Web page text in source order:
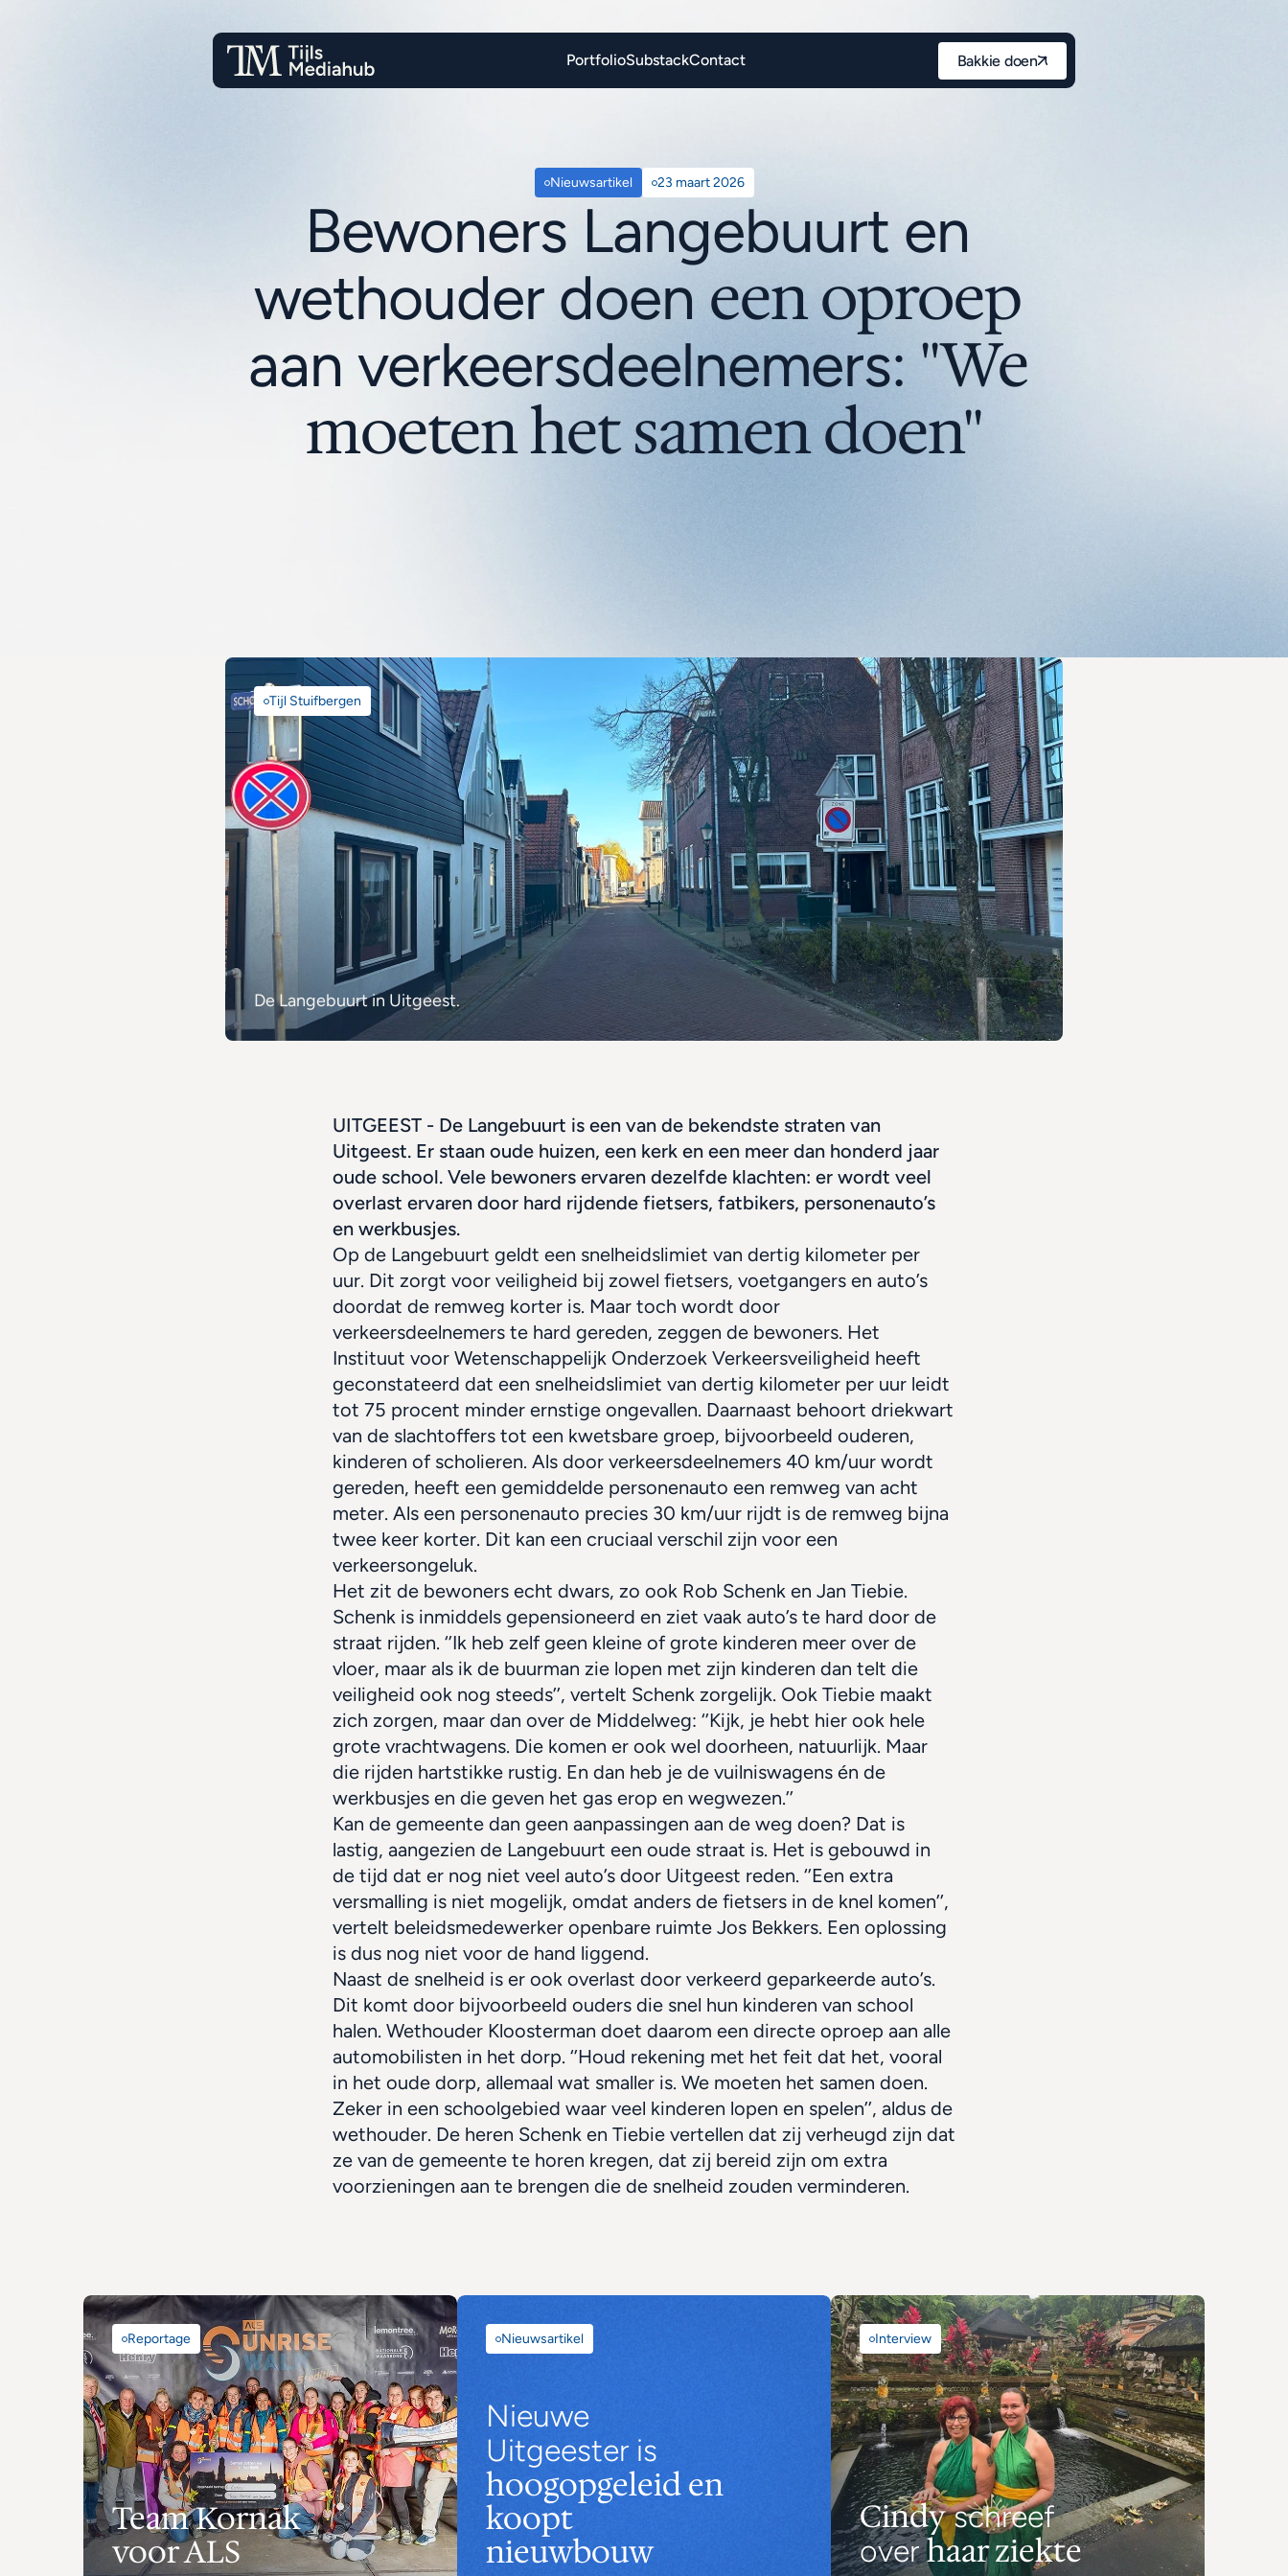
Nieuwsartikel 23 maart 2026
Bewoners Langebuurt en
wethouder doen
aan verkeersdeelnemers: ''We
moeten het samen doen''
Tijl Stuifbergen
De Langebuurt in Uitgeest.
UITGEEST - De Langebuurt is een van de bekendste straten van
Uitgeest. Er staan oude huizen, een kerk en een meer dan honderd jaar
oude school. Vele bewoners ervaren dezelfde klachten: er wordt veel
overlast ervaren door hard rijdende fietsers, fatbikers, personenauto’s
en werkbusjes.
Op de Langebuurt geldt een snelheidslimiet van dertig kilometer per
uur. Dit zorgt voor veiligheid bij zowel fietsers, voetgangers en auto’s
doordat de remweg korter is. Maar toch wordt door
verkeersdeelnemers te hard gereden, zeggen de bewoners. Het
Instituut voor Wetenschappelijk Onderzoek Verkeersveiligheid heeft
geconstateerd dat een snelheidslimiet van dertig kilometer per uur leidt
tot 75 procent minder ernstige ongevallen. Daarnaast behoort driekwart
van de slachtoffers tot een kwetsbare groep, bijvoorbeeld ouderen,
kinderen of scholieren. Als door verkeersdeelnemers 40 km/uur wordt
gereden, heeft een gemiddelde personenauto een remweg van acht
meter. Als een personenauto precies 30 km/uur rijdt is de remweg bijna
twee keer korter. Dit kan een cruciaal verschil zijn voor een
verkeersongeluk.
Het zit de bewoners echt dwars, zo ook Rob Schenk en Jan Tiebie.
Schenk is inmiddels gepensioneerd en ziet vaak auto’s te hard door de
straat rijden. ‘’Ik heb zelf geen kleine of grote kinderen meer over de
vloer, maar als ik de buurman zie lopen met zijn kinderen dan telt die
veiligheid ook nog steeds’’, vertelt Schenk zorgelijk. Ook Tiebie maakt
zich zorgen, maar dan over de Middelweg: ‘’Kijk, je hebt hier ook hele
grote vrachtwagens. Die komen er ook wel doorheen, natuurlijk. Maar
die rijden hartstikke rustig. En dan heb je de vuilniswagens én de
werkbusjes en die geven het gas erop en wegwezen.’’
Kan de gemeente dan geen aanpassingen aan de weg doen? Dat is
lastig, aangezien de Langebuurt een oude straat is. Het is gebouwd in
de tijd dat er nog niet veel auto’s door Uitgeest reden. ‘’Een extra
versmalling is niet mogelijk, omdat anders de fietsers in de knel komen’’,
vertelt beleidsmedewerker openbare ruimte Jos Bekkers. Een oplossing
is dus nog niet voor de hand liggend.
Naast de snelheid is er ook overlast door verkeerd geparkeerde auto’s.
Dit komt door bijvoorbeeld ouders die snel hun kinderen van school
halen. Wethouder Kloosterman doet daarom een directe oproep aan alle
automobilisten in het dorp. ‘’Houd rekening met het feit dat het, vooral
in het oude dorp, allemaal wat smaller is. We moeten het samen doen.
Zeker in een schoolgebied waar veel kinderen lopen en spelen’’, aldus de
wethouder. De heren Schenk en Tiebie vertellen dat zij verheugd zijn dat
ze van de gemeente te horen kregen, dat zij bereid zijn om extra
voorzieningen aan te brengen die de snelheid zouden verminderen.
Reportage
Team Kornak
voor ALS
Nieuwsartikel
Nieuwe
hoogopgeleid en
koopt
nieuwbouw
Interview
Cindy schreef
over haar ziekte
PortfolioSubstackContact Bakkie doen